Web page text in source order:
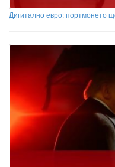
Дигитално евро: портмонето